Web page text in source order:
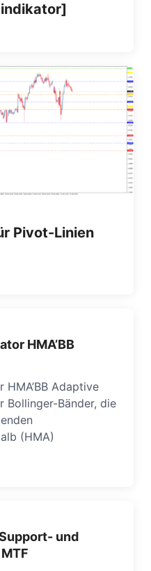
Pivot-Linien
HMA’BB
Adaptive
Bollinger-Bänder, die
(HMA)
und